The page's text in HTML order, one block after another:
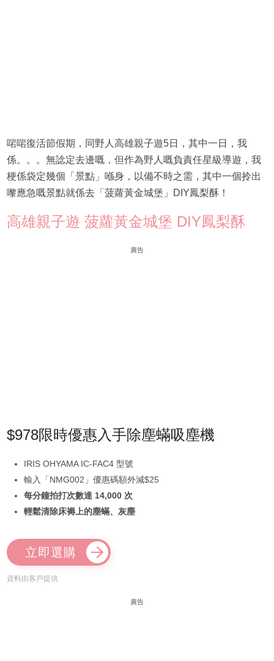
啱啱復活節假期，同野人高雄親子遊5日，其中一日，我
係。。。無諗定去邊嘅，但作為野人嘅負責任星級導遊，我
梗係袋定幾個「景點」喺身，以備不時之需，其中一個拎出
嚟應急嘅景點就係去「菠蘿黃金城堡」DIY鳳梨酥！
高雄親子遊 菠蘿黃金城堡 DIY鳳梨酥
廣告
$978限時優惠入手除塵蟎吸塵機
IRIS OHYAMA IC-FAC4 型號
輸入「NMG002」優惠碼額外減$25
每分鐘拍打次數達 14,000 次
輕鬆清除床褥上的塵蟎、灰塵
立即選購
資料由客戶提供
廣告